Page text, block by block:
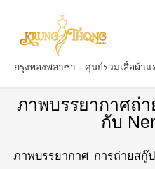
กรุงทองพลาซ่า - ศุนย์รวมเสื้อผ้าแ
ภาพบรรยากาศถ่า
กับ
ภาพบรรยากาศ การถ่ายสกู๊